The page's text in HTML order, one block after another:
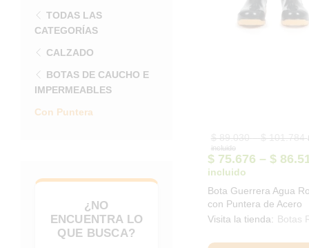
$89.030 – $101.784
incluido
$75.676 – $
incluido
Bota Guerrera Agua
con Puntera de Acero
Visita la tienda: Botas
TODAS LAS
CATEGORÍAS
CALZADO
BOTAS DE CAUCHO E
IMPERMEABLES
Con Puntera
¿NO
ENCUENTRA LO
QUE BUSCA?